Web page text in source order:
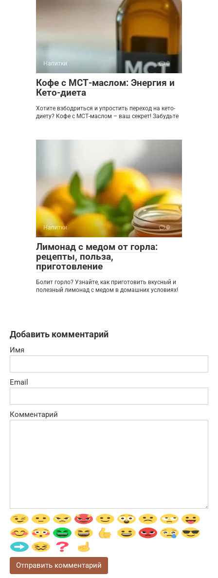
Напитки 0
Кофе с МСТ-маслом: Энергия и
Кето-диета
Хотите взбодриться и упростить переход на кето-
диету? Кофе с МСТ-маслом – ваш секрет! Забудьте
Напитки 0
Лимонад с медом от горла:
рецепты, польза,
приготовление
Болит горло? Узнайте, как приготовить вкусный и
полезный лимонад с медом в домашних условиях!
Добавить комментарий
Имя
Email
Комментарий